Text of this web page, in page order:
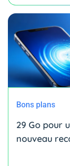
Bons plans
29 Go pour
nouveau